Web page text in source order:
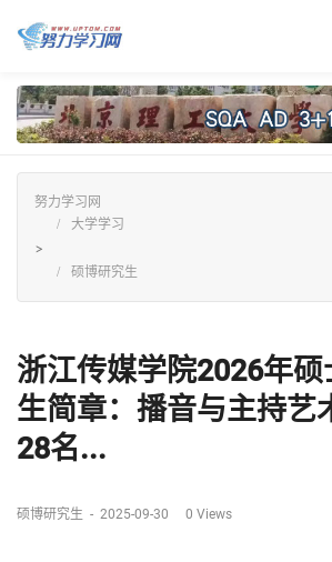
努力学习网
大学学习
>
硕博研究生
浙江传媒学院2026年
生简章：播音与主持艺
28名...
硕博研究生 - 2025-09-30 0 Views